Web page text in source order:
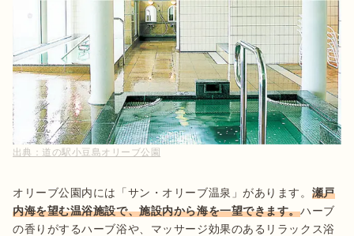
出典： 道の駅小豆島オリーブ公園
オリーブ公園内には「サン・オリーブ温泉」があります。 瀬戸
内海を望む温浴施設で、施設内から海を一望できます。ハーブ
の香りがするハーブ浴や、マッサージ効果のあるリラックス浴